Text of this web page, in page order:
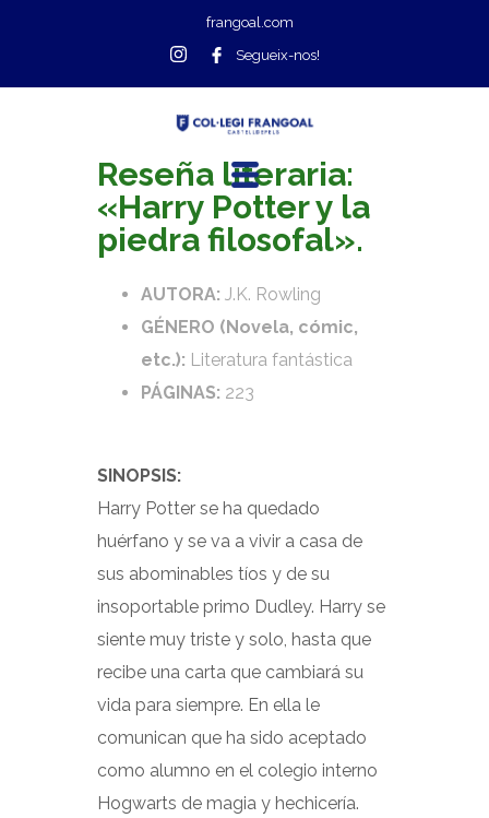
frangoal.com
Segueix-nos!
Reseña literaria:
«Harry Potter y la
piedra filosofal».
AUTORA: J.K. Rowling
GÉNERO (Novela, cómic,
etc.): Literatura fantástica
PÁGINAS: 223
SINOPSIS:
Harry Potter se ha quedado
huérfano y se va a vivir a casa de
sus abominables tíos y de su
insoportable primo Dudley. Harry se
siente muy triste y solo, hasta que
recibe una carta que cambiará su
vida para siempre. En ella le
comunican que ha sido aceptado
como alumno en el colegio interno
Hogwarts de magia y hechicería.